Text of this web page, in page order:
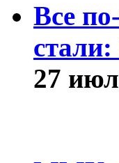
Все
27